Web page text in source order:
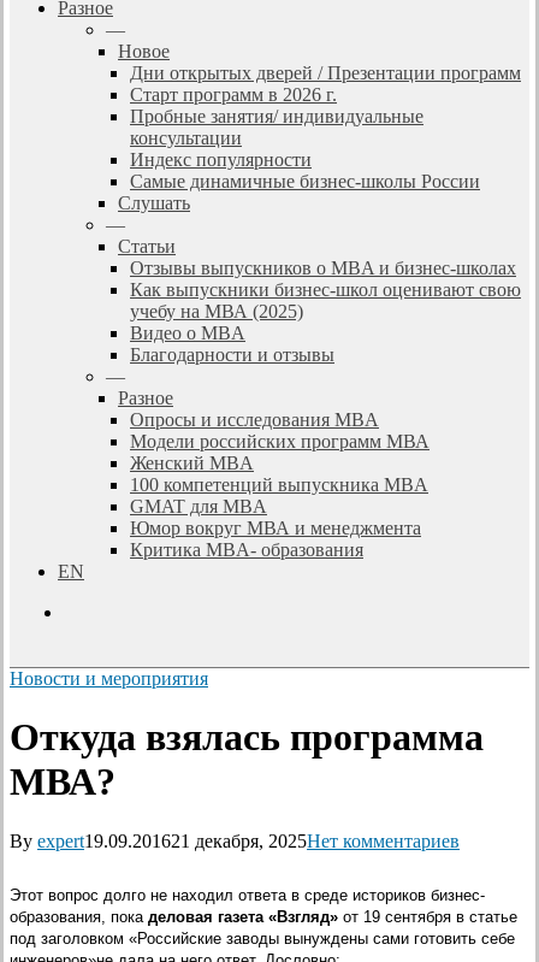
Разное
—
Новое
Дни открытых дверей / Презентации программ
Старт программ в 2026 г.
Пробные занятия/ индивидуальные
консультации
Индекс популярности
Самые динамичные бизнес-школы России
Слушать
—
Статьи
Отзывы выпускников о MBA и бизнес-школах
Как выпускники бизнес-школ оценивают свою
учебу на МВА (2025)
Видео о MBA
Благодарности и отзывы
—
Разное
Опросы и исследования MBA
Модели российских программ МВА
Женский MBA
100 компетенций выпускника MBA
GMAT для MBA
Юмор вокруг МВА и менеджмента
Критика MBA- образования
EN
Новости и мероприятия
Откуда взялась программа
МВА?
By expert19.09.201621 декабря, 2025Нет комментариев
Этот вопрос долго не находил ответа в среде историков бизнес-
образования, пока деловая газета «Взгляд» от 19 сентября в статье
под заголовком «Российские заводы вынуждены сами готовить себе